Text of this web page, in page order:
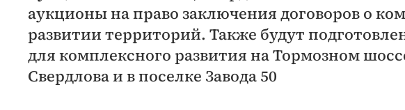
аукционы на право заключения договоров о
развитии территорий. Также будут
для комплексного развития на Тормозном
Свердлова и в поселке Завода 50